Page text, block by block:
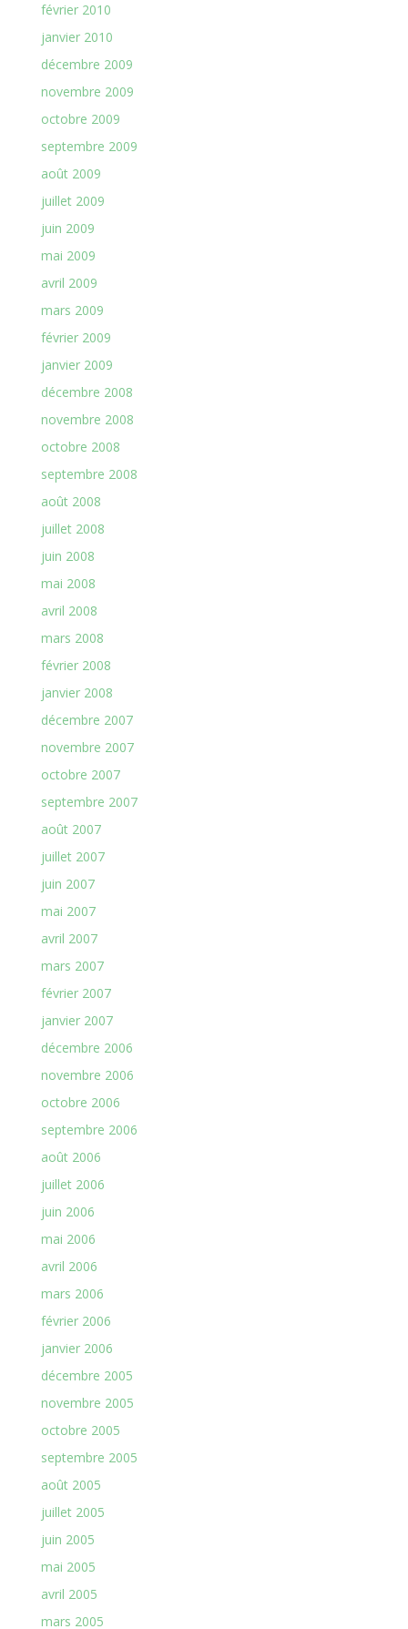
février 2010
janvier 2010
décembre 2009
novembre 2009
octobre 2009
septembre 2009
août 2009
juillet 2009
juin 2009
mai 2009
avril 2009
mars 2009
février 2009
janvier 2009
décembre 2008
novembre 2008
octobre 2008
septembre 2008
août 2008
juillet 2008
juin 2008
mai 2008
avril 2008
mars 2008
février 2008
janvier 2008
décembre 2007
novembre 2007
octobre 2007
septembre 2007
août 2007
juillet 2007
juin 2007
mai 2007
avril 2007
mars 2007
février 2007
janvier 2007
décembre 2006
novembre 2006
octobre 2006
septembre 2006
août 2006
juillet 2006
juin 2006
mai 2006
avril 2006
mars 2006
février 2006
janvier 2006
décembre 2005
novembre 2005
octobre 2005
septembre 2005
août 2005
juillet 2005
juin 2005
mai 2005
avril 2005
mars 2005